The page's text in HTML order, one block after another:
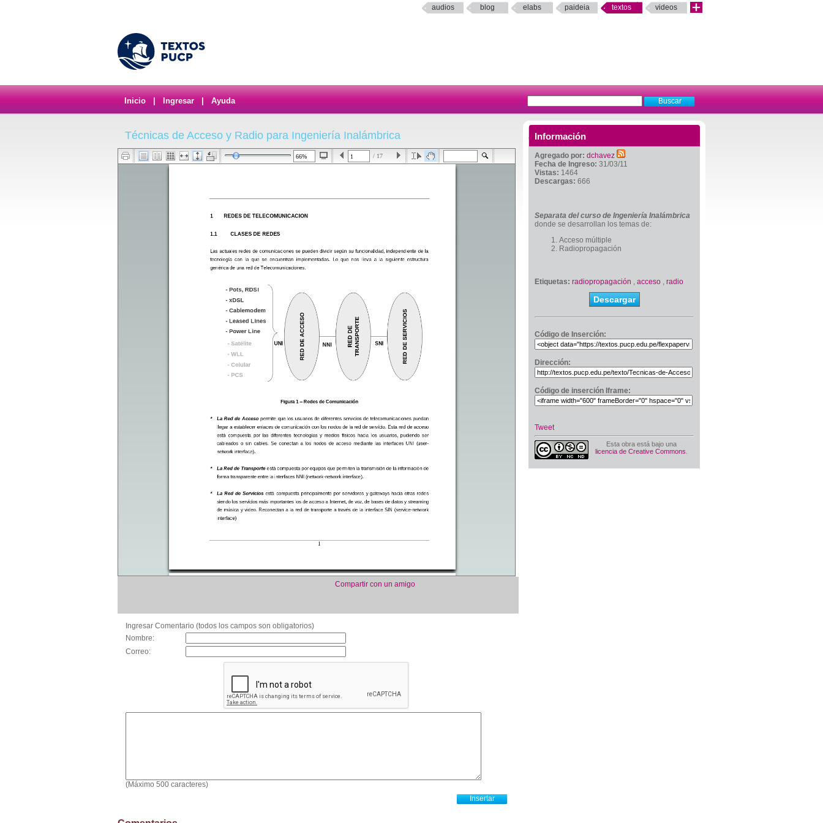
audios blog elabs paideia textos videos
Inicio Ingresar Ayuda
Información
Agregado por: dchavez
Fecha de Ingreso: 31/03/11
Vistas: 1464
Descargas: 666
Separata del curso de Ingeniería Inalámbrica
donde se desarrollan los temas de:
Acceso múltiple
Radiopropagación
Etiquetas: radiopropagación , acceso , radio
Descargar
Código de Inserción:
Dirección:
Código de inserción Iframe:
Tweet
Esta obra está bajo una
licencia de Creative Commons
Técnicas de Acceso y Radio para Ingeniería Inalámbrica
/ 17
Compartir con un amigo
Ingresar Comentario (todos los campos son obligatorios)
Nombre:
Correo:
(Máximo 500 caracteres)